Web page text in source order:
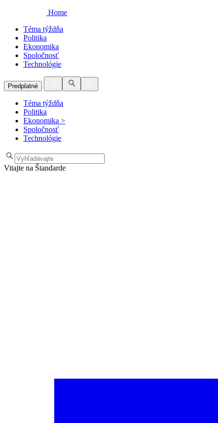
Home
Téma týždňa
Politika
Ekonomika
Spoločnosť
Technológie
Predplatné
Téma týždňa
Politika
Ekonomika >
Spoločnosť
Technológie
Vitajte na Štandarde